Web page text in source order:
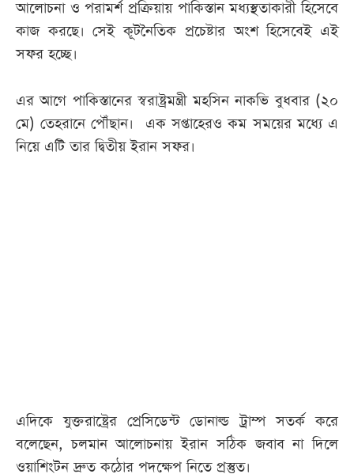
আলোচনা ও পরামর্শ প্রক্রিয়ায় পাকিস্তান মধ্যস্থতাকারী হিসেবে
কাজ করছে। সেই কূটনৈতিক প্রচেষ্টার অংশ হিসেবেই এই
সফর হচ্ছে।
এর আগে পাকিস্তানের স্বরাষ্ট্রমন্ত্রী মহসিন নাকভি বুধবার (২০
মে) তেহরানে পৌঁছান। এক সপ্তাহেরও কম সময়ের মধ্যে এ
নিয়ে এটি তার দ্বিতীয় ইরান সফর।
এদিকে যুক্তরাষ্ট্রের প্রেসিডেন্ট ডোনাল্ড ট্রাম্প সতর্ক করে
বলেছেন, চলমান আলোচনায় ইরান সঠিক জবাব না দিলে
ওয়াশিংটন দ্রুত কঠোর পদক্ষেপ নিতে প্রস্তুত।